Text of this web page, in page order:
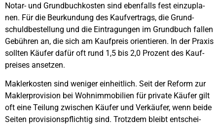
Notar- und Grund­buch­kos­ten sind eben­falls fest ein­zu­pla­
nen. Für die Beur­kun­dung des Kauf­ver­trags, die Grund­
schuld­be­stel­lung und die Ein­tra­gun­gen im Grund­buch fal­len
Gebüh­ren an, die sich am Kauf­preis ori­en­tie­ren. In der Pra­xis
soll­ten Käu­fer dafür oft rund 1,5 bis 2,0 Pro­zent des Kauf­
prei­ses anset­zen.
Mak­ler­kos­ten sind weni­ger ein­heit­lich. Seit der Reform zur
Mak­ler­pro­vi­si­on bei Wohn­im­mo­bi­li­en für pri­va­te Käu­fer gilt
oft eine Tei­lung zwi­schen Käu­fer und Ver­käu­fer, wenn bei­de
Sei­ten pro­vi­si­ons­pflich­tig sind. Trotz­dem bleibt ent­schei­